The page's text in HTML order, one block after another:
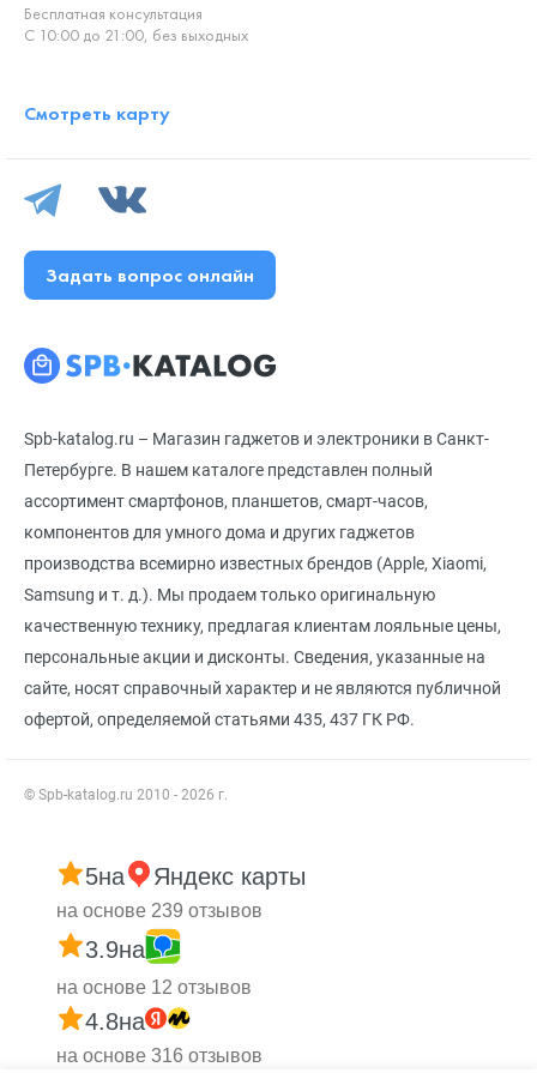
Spb-katalog.ru – Магазин гаджетов и электроники в Санкт-
Петербурге. В нашем каталоге представлен полный
ассортимент смартфонов, планшетов, смарт-часов,
компонентов для умного дома и других гаджетов
производства всемирно известных брендов (Apple, Xiaomi,
Samsung и т. д.). Мы продаем только оригинальную
качественную технику, предлагая клиентам лояльные цены,
персональные акции и дисконты. Сведения, указанные на
сайте, носят справочный характер и не являются публичной
офертой, определяемой статьями 435, 437 ГК РФ.
© Spb-katalog.ru 2010 - 2026 г.
Бесплатная консультация
С 10:00 до 21:00, без выходных
Смотреть карту
Задать вопрос онлайн
5на Яндекс карты
на основе 239 отзывов
3.9на
на основе 12 отзывов
4.8на
на основе 316 отзывов